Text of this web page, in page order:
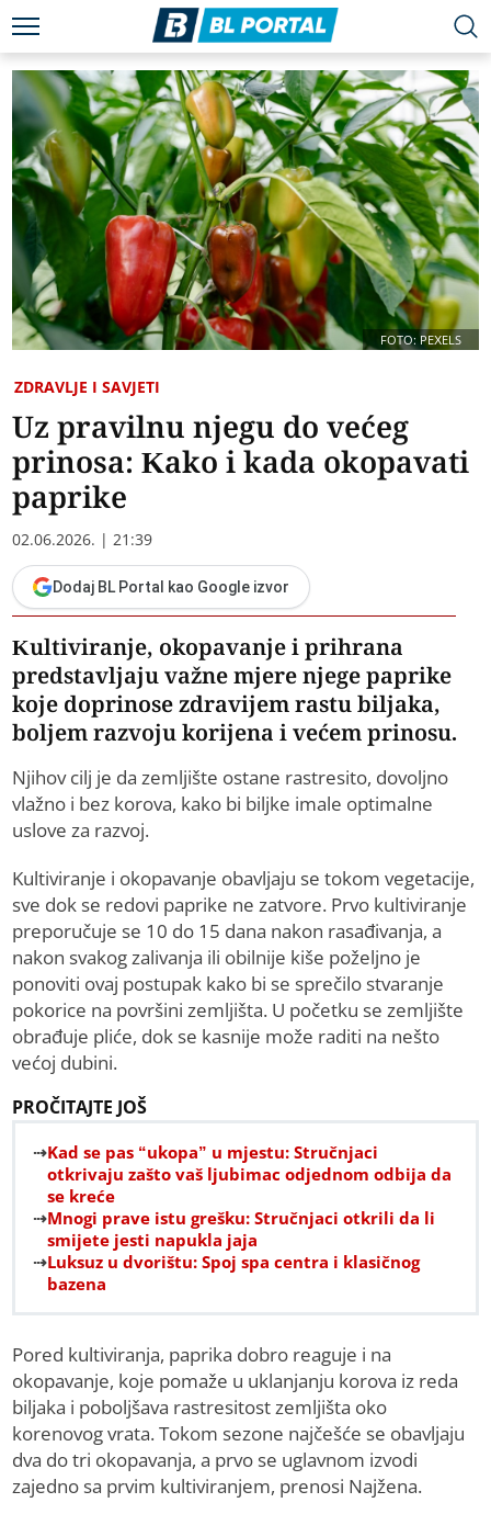
FOTO: PEXELS
ZDRAVLJE I SAVJETI
Uz pravilnu njegu do većeg
prinosa: Kako i kada okopavati
paprike
02.06.2026. | 21:39
Dodaj BL Portal kao Google izvor
Kultiviranje, okopavanje i prihrana
predstavljaju važne mjere njege paprike
koje doprinose zdravijem rastu biljaka,
boljem razvoju korijena i većem prinosu.
Njihov cilj je da zemljište ostane rastresito, dovoljno
vlažno i bez korova, kako bi biljke imale optimalne
uslove za razvoj.
Kultiviranje i okopavanje obavljaju se tokom vegetacije,
sve dok se redovi paprike ne zatvore. Prvo kultiviranje
preporučuje se 10 do 15 dana nakon rasađivanja, a
nakon svakog zalivanja ili obilnije kiše poželjno je
ponoviti ovaj postupak kako bi se sprečilo stvaranje
pokorice na površini zemljišta. U početku se zemljište
obrađuje pliće, dok se kasnije može raditi na nešto
većoj dubini.
PROČITAJTE JOŠ
Kad se pas “ukopa” u mjestu: Stručnjaci
otkrivaju zašto vaš ljubimac odjednom odbija da
se kreće
Mnogi prave istu grešku: Stručnjaci otkrili da li
smijete jesti napukla jaja
Luksuz u dvorištu: Spoj spa centra i klasičnog
bazena
Pored kultiviranja, paprika dobro reaguje i na
okopavanje, koje pomaže u uklanjanju korova iz reda
biljaka i poboljšava rastresitost zemljišta oko
korenovog vrata. Tokom sezone najčešće se obavljaju
dva do tri okopavanja, a prvo se uglavnom izvodi
zajedno sa prvim kultiviranjem, prenosi Najžena.